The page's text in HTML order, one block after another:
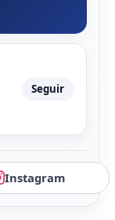
Seguir
Instagram